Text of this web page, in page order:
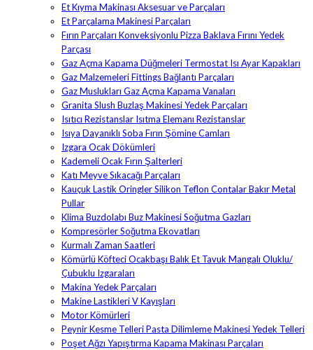
Et Kıyma Makinası Aksesuar ve Parçaları
Et Parçalama Makinesi Parçaları
Fırın Parçaları Konveksiyonlu Pizza Baklava Fırını Yedek
Parçası
Gaz Açma Kapama Düğmeleri Termostat Isı Ayar Kapakları
Gaz Malzemeleri Fittings Bağlantı Parçaları
Gaz Muslukları Gaz Açma Kapama Vanaları
Granita Slush Buzlaş Makinesi Yedek Parçaları
Isıtıcı Rezistanslar Isıtma Elemanı Rezistanslar
Isıya Dayanıklı Soba Fırın Şömine Camları
Izgara Ocak Dökümleri
Kademeli Ocak Fırın Şalterleri
Katı Meyve Sıkacağı Parçaları
Kauçuk Lastik Oringler Silikon Teflon Contalar Bakır Metal
Pullar
Klima Buzdolabı Buz Makinesi Soğutma Gazları
Kompresörler Soğutma Ekovatları
Kurmalı Zaman Saatleri
Kömürlü Köfteci Ocakbaşı Balık Et Tavuk Mangalı Oluklu/
Çubuklu Izgaraları
Makina Yedek Parçaları
Makine Lastikleri V Kayışları
Motor Kömürleri
Peynir Kesme Telleri Pasta Dilimleme Makinesi Yedek Telleri
Poşet Ağzı Yapıştırma Kapama Makinası Parçaları